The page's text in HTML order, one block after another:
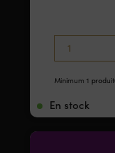
1
Minimum 1
En stock